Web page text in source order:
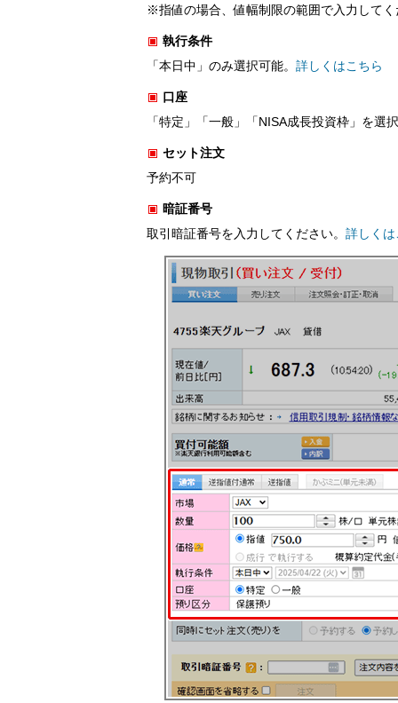
※指値の場合、値幅制限の範囲で入力してく
執行条件
「本日中」のみ選択可能。 詳しくはこちら
口座
「特定」「一般」「NISA成長投資枠」を選
セット注文
予約不可
暗証番号
取引暗証番号を入力してください。 詳しく